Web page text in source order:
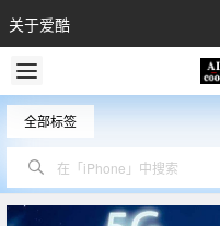
关于爱酷
全部标签